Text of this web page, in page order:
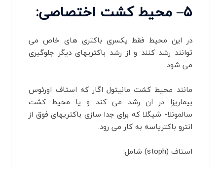
۵–محیط کشت اختصاصی:
در این محیط فقط یکسری باکتری های خاص می
توانند رشد کنند و از رشد باکتریهای دیگر جلوگیری
می شود.
مانند محیط کشت مانیتول اگار که استاف اورئوس
بیماریزا در ان رشد می کند و یا محیط کشت
سالمونلا- شیگلا که برای جدا سازی باکتریهای فوق از
انترو باکتریاسه به کار می رود.
استاف (stoph) شامل: